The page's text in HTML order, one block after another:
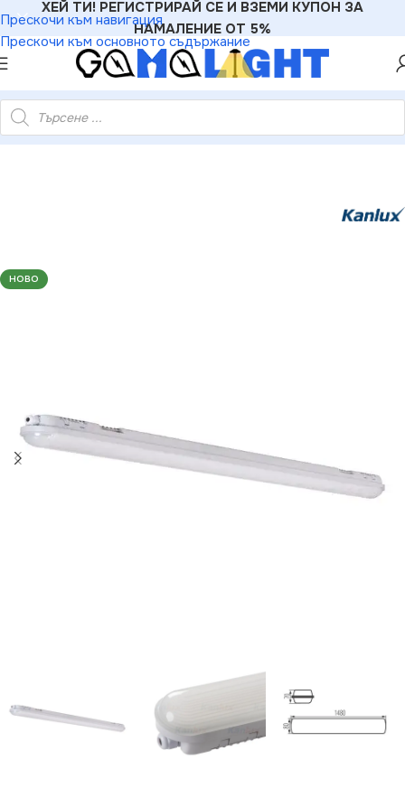
Прескочи към навигация
Прескочи към основното съдържание
ХЕЙ ТИ! РЕГИСТРИРАЙ СЕ И ВЗЕМИ КУПОН ЗА
НАМАЛЕНИЕ ОТ 5%
осветително тяло FUTURIO LED 43W 1480mm 220V 4000K
НОВО